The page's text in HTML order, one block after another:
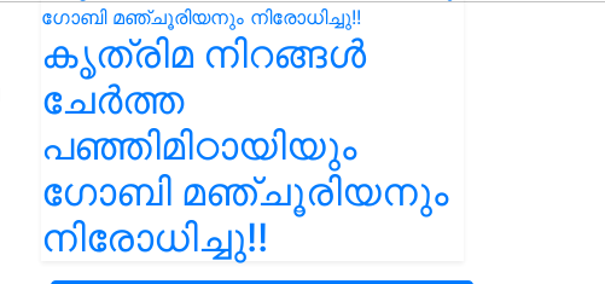
കൃത്രിമ നിറങ്ങൾ
ചേർത്ത
പഞ്ഞിമിഠായിയും
ഗോബി മഞ്ചൂരിയനും
നിരോധിച്ചു!!